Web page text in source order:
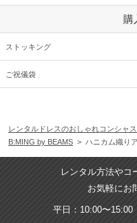
購
ストッキング
ご祝儀袋
レンタルドレスのおしゃれコンシャ
B:MING by BEAMS > ハニカム織り
レンタル方法やコ
お気軽にお
平日：10:00〜15:00